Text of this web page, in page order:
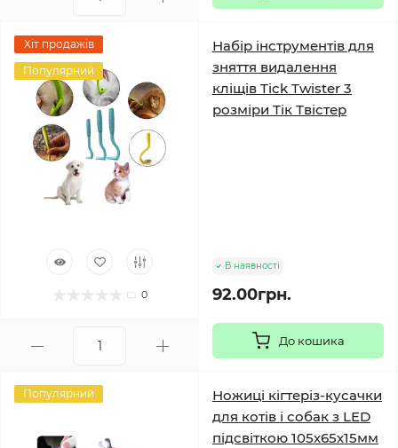
Хіт продажів
Популярний
0
Набір інструментів для
зняття видалення
кліщів Tick Twister 3
розміри Тік Твістер
В наявності
92.00грн.
До кошика
Популярний
Ножиці кігтеріз-кусачки
для котів і собак з LED
підсвіткою 105х65х15мм